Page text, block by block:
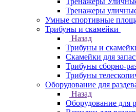
Тренажеры
Умные спортивные
Трибуны и скамейки
Назад
Трибуны и
Скамейки для
Трибуны сборно-
Трибуны
Оборудование для
Назад
Оборудование для